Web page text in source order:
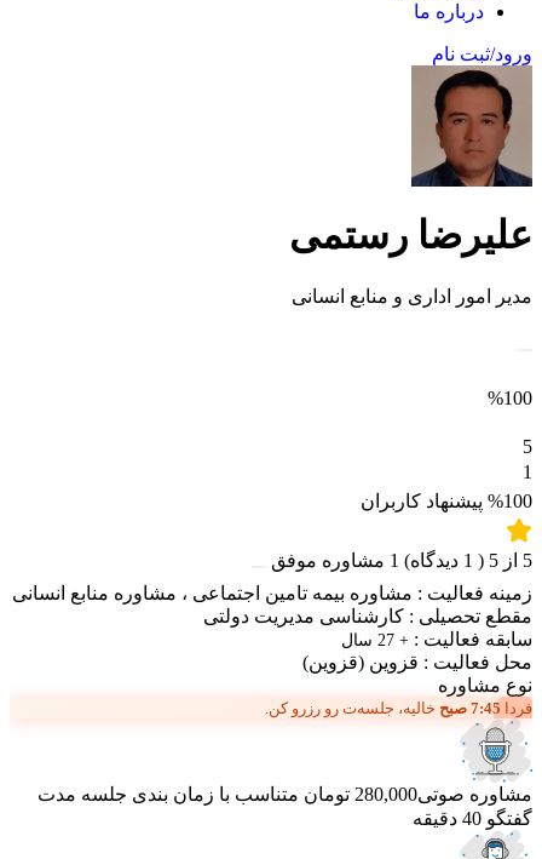
درباره ما
ورود/ثبت نام
علیرضا رستمی
مدیر امور اداری و منابع انسانی
%100
5
1
%100 پیشنهاد کاربران
5 از 5
(
1 دیدگاه) 1 مشاوره موفق
زمینه فعالیت : مشاوره بیمه تامین اجتماعی ، مشاوره منابع انسانی
مقطع تحصیلی : کارشناسی مدیریت دولتی
سابقه فعالیت : + 27 سال
محل فعالیت : قزوین (قزوین)
نوع مشاوره
فردا 7:45 صبح خالیه، جلسه‌ت رو رزرو کن.
مشاوره صوتی280,000 تومان متناسب با زمان بندی جلسه مدت
گفتگو 40 دقیقه